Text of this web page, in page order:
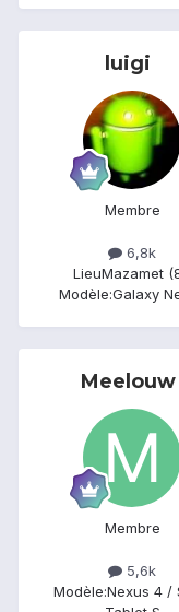
luigi
Membre
6,8k
LieuMazamet
Modèle:Galaxy
Meelouw
Membre
5,6k
Modèle:Nexus 4 /